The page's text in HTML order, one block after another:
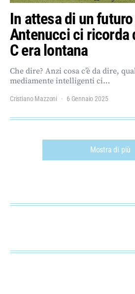
In attesa di un
Antenucci ci ricorda
C era lontana
Che dire? Anzi cosa c’è da dire,
mediamente intelligenti ci…
Cristiano Mazzoni 6 Gennaio 2025
Mostra di più